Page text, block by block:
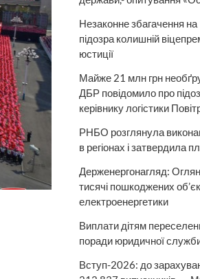
Незаконне збагачення
підозра колишній
юстиції
Майже 21 млн грн
ДБР повідомило про
керівнику логістики
РНБО розглянула
в регіонах і затвердила
Держенергонагляд:
тисячі пошкоджених
електроенергетики
Виплати дітям
поради юридичної
Вступ-2026: до